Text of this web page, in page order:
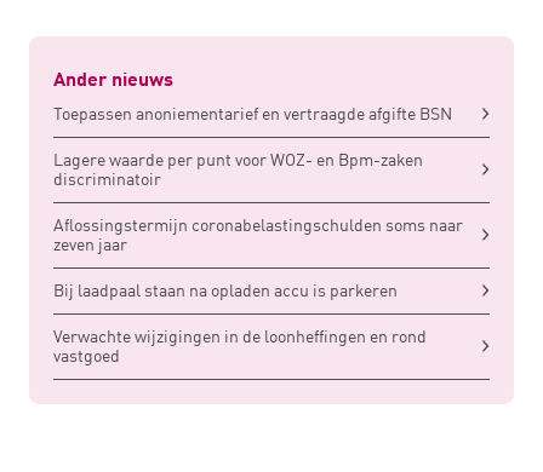
Ander nieuws
Toepassen anoniementarief en vertraagde afgifte BSN
Lagere waarde per punt voor WOZ- en Bpm-zaken
discriminatoir
Aflossingstermijn coronabelastingschulden soms naar
zeven jaar
Bij laadpaal staan na opladen accu is parkeren
Verwachte wijzigingen in de loonheffingen en rond
vastgoed